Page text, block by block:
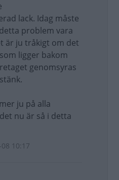
lack. Idag måste
problem vara
är ju tråkigt om det
ligger bakom
genomsyras
ju på alla
nu är så i detta
10:17